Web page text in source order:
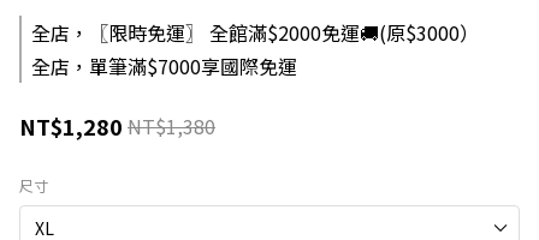
全店，〖限時免運〗 全館滿$2000免運🚚(原$3000）
全店，單筆滿$7000享國際免運
NT$1,280 NT$1,380
尺寸